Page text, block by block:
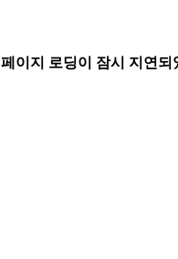
페이지 로딩이 잠시 지연